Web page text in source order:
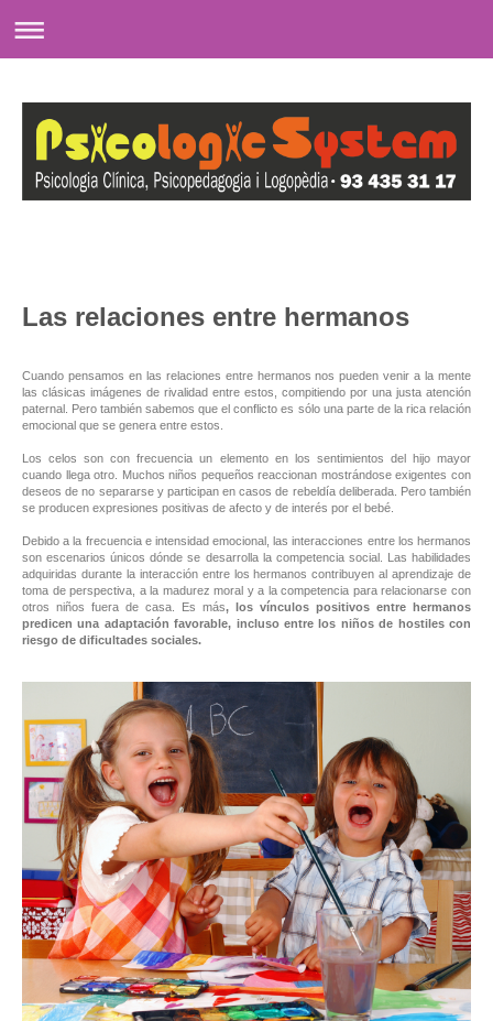
Las relaciones entre hermanos
Cuando pensamos en las relaciones entre hermanos nos pueden venir a la mente
las clásicas imágenes de rivalidad entre estos, compitiendo por una justa atención
paternal. Pero también sabemos que el conflicto es sólo una parte de la rica relación
emocional que se genera entre estos.
Los celos son con frecuencia un elemento en los sentimientos del hijo mayor
cuando llega otro. Muchos niños pequeños reaccionan mostrándose exigentes con
deseos de no separarse y participan en casos de rebeldía deliberada. Pero también
se producen expresiones positivas de afecto y de interés por el bebé.
Debido a la frecuencia e intensidad emocional, las interacciones entre los hermanos
son escenarios únicos dónde se desarrolla la competencia social. Las habilidades
adquiridas durante la interacción entre los hermanos contribuyen al aprendizaje de
toma de perspectiva, a la madurez moral y a la competencia para relacionarse con
otros niños fuera de casa. Es más, los vínculos positivos entre hermanos
predicen una adaptación favorable, incluso entre los niños de hostiles con
riesgo de dificultades sociales.